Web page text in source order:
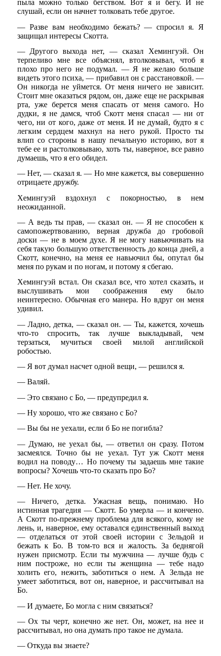
пыла можно только бегством. Вот я и бегу. И не
слушай, если он начнет толковать тебе другое.
— Разве вам необходимо бежать? — спросил я. Я
защищал интересы Скотта.
— Другого выхода нет, — сказал Хемингуэй. Он
терпеливо мне все объяснял, втолковывал, чтоб я
плохо про него не подумал. — Я не желаю больше
видеть этого психа, — прибавил он с расстановкой. —
Он никогда не уймется. От меня ничего не зависит.
Стоит мне оказаться рядом, он, даже еще не раскрывая
рта, уже берется меня спасать от меня самого. Но
дудки, я не дамся, чтоб Скотт меня спасал — ни от
чего, ни от кого, даже от меня. И не думай, будто я с
легким сердцем махнул на него рукой. Просто ты
влип со стороны в нашу печальную историю, вот я
тебе ее и растолковываю, хоть ты, наверное, все равно
думаешь, что я его обидел.
— Нет, — сказал я. — Но мне кажется, вы совершенно
отрицаете дружбу.
Хемингуэй вздохнул с покорностью, в нем
неожиданной.
— А ведь ты прав, — сказал он. — Я не способен к
самопожертвованию, верная дружба до гробовой
доски — не в моем духе. Я не могу навьючивать на
себя такую большую ответственность до конца дней, а
Скотт, конечно, на меня ее навьючил бы, опутал бы
меня по рукам и по ногам, и потому я сбегаю.
Хемингуэй встал. Он сказал все, что хотел сказать, и
выслушивать мои соображения ему было
неинтересно. Обычная его манера. Но вдруг он меня
удивил.
— Ладно, детка, — сказал он. — Ты, кажется, хочешь
что-то спросить, так лучше выкладывай, чем
терзаться, мучиться своей милой английской
робостью.
— Я вот думал насчет одной вещи, — решился я.
— Валяй.
— Это связано с Бо, — предупредил я.
— Ну хорошо, что же связано с Бо?
— Вы бы не уехали, если б Бо не погибла?
— Думаю, не уехал бы, — ответил он сразу. Потом
засмеялся. Точно бы не уехал. Тут уж Скотт меня
водил на поводу… Но почему ты задаешь мне такие
вопросы? Хочешь что-то сказать про Бо?
— Нет. Не хочу.
— Ничего, детка. Ужасная вещь, понимаю. Но
истинная трагедия — Скотт. Бо умерла — и кончено.
А Скотт по-прежнему проблема для всякого, кому не
лень, и, наверное, ему оставался единственный выход
— отделаться от этой своей истории с Зельдой и
бежать к Бо. В том-то вся и жалость. За беднягой
нужен присмотр. Если ты мужчина — лучше будь с
ним построже, но если ты женщина — тебе надо
холить его, нежить, заботиться о нем. А Зельда не
умеет заботиться, вот он, наверное, и рассчитывал на
Бо.
— И думаете, Бо могла с ним связаться?
— Ох ты черт, конечно же нет. Он, может, на нее и
рассчитывал, но она думать про такое не думала.
— Откуда вы знаете?